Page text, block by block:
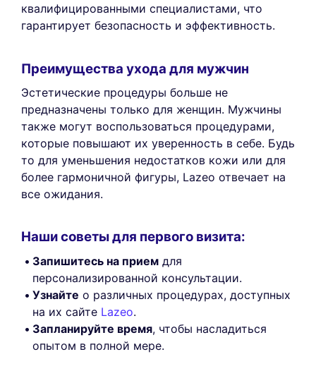
квалифицированными специалистами, что
гарантирует безопасность и эффективность.
Преимущества ухода для мужчин
Эстетические процедуры больше не
предназначены только для женщин. Мужчины
также могут воспользоваться процедурами,
которые повышают их уверенность в себе. Будь
то для уменьшения недостатков кожи или для
более гармоничной фигуры, Lazeo отвечает на
все ожидания.
Наши советы для первого визита:
Запишитесь на прием для
персонализированной консультации.
Узнайте о различных процедурах, доступных
на их сайте Lazeo.
Запланируйте время, чтобы насладиться
опытом в полной мере.